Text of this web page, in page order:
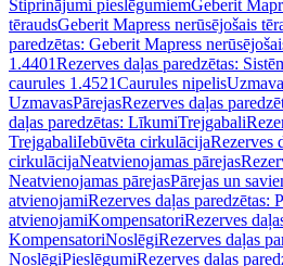
Stiprinājumi pieslēgumiemGeberit
tēraudsGeberit Mapress nerūsējošais
paredzētas: Geberit Mapress
1.4401Rezerves daļas paredzētas:
caurules 1.4521Caurules nipelis
UzmavasPārejasRezerves daļas
daļas paredzētas: LīkumiTrejgabali
TrejgabaliIebūvēta cirkulācijaRezerves
cirkulācijaNeatvienojamas pārejas
Neatvienojamas pārejasPārejas un
atvienojamiRezerves daļas paredzētas:
atvienojamiKompensatoriRezerves
KompensatoriNoslēgiRezerves daļas
NoslēgiPieslēgumiRezerves daļas